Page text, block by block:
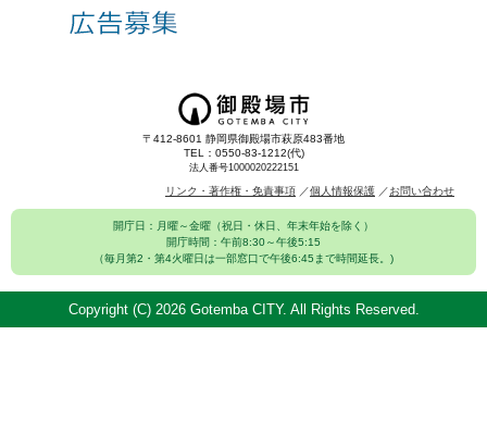
〒412-8601 静岡県御殿場市萩原483番地
TEL：0550-83-1212(代)
法人番号1000020222151
リンク・著作権・免責事項 個人情報保護 お問い合わせ
開庁日：月曜～金曜（祝日・休日、年末年始を除く）
開庁時間：午前8:30～午後5:15
（毎月第2・第4火曜日は一部窓口で午後6:45まで時間延長。)
Copyright (C) 2026 Gotemba CITY. All Rights Reserved.